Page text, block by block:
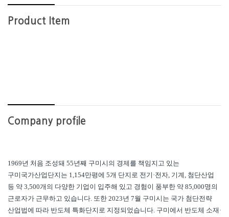
Product Item
Company profile
1969년 처음 조성돼 55년째 구미시의 경제를 책임지고 있는
구미국가산업단지는 1,154만평에 5개 단지로 전기 ·전자, 기계, 첨단산업
등 약 3,500개의 다양한 기업이 입주해 있고 경험이 풍부한 약 85,000명의
근로자가 근무하고 있습니다. 또한 2023년 7월 구미시는 국가 첨단전략
산업법에 따라 반도체 특화단지로 지정되었습니다. 구미에서 반도체 소재 ·